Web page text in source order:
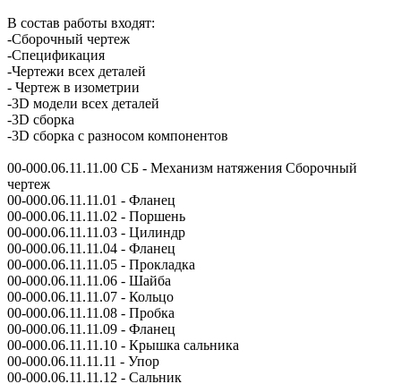
В состав работы входят:
-Сборочный чертеж
-Спецификация
-Чертежи всех деталей
- Чертеж в изометрии
-3D модели всех деталей
-3D сборка
-3D сборка с разносом компонентов
00-000.06.11.11.00 СБ - Механизм натяжения Сборочный
чертеж
00-000.06.11.11.01 - Фланец
00-000.06.11.11.02 - Поршень
00-000.06.11.11.03 - Цилиндр
00-000.06.11.11.04 - Фланец
00-000.06.11.11.05 - Прокладка
00-000.06.11.11.06 - Шайба
00-000.06.11.11.07 - Кольцо
00-000.06.11.11.08 - Пробка
00-000.06.11.11.09 - Фланец
00-000.06.11.11.10 - Крышка сальника
00-000.06.11.11.11 - Упор
00-000.06.11.11.12 - Сальник